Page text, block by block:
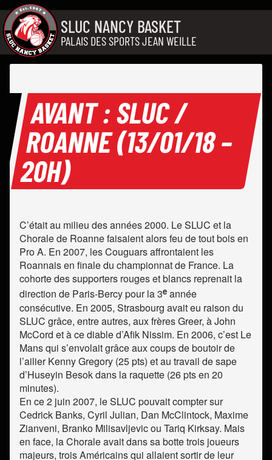
Aller au contenu
SLUC NANCY BASKET
PALAIS DES SPORTS JEAN WEILLE
AVANT : SLUC /
ROANNE (13/01/18 –
20H)
C’était au milieu des années 2000. Le SLUC et la
Chorale de Roanne faisaient alors feu de tout bois en
Pro A. En 2007, les Couguars affrontaient les
Roannais en finale du championnat de France. La
cohorte des supporters rouges et blancs reprenait la
direction de Paris-Bercy pour la 3e année
consécutive. En 2005, Strasbourg avait eu raison du
SLUC grâce, entre autres, aux frères Greer, à John
McCord et à ce diable d’Afik Nissim. En 2006, c’est Le
Mans qui s’envolait grâce aux coups de boutoir de
l’ailier Kenny Gregory (25 pts) et au travail de sape
d’Huseyin Besok dans la raquette (26 pts en 20
minutes).
En ce 2 juin 2007, le SLUC pouvait compter sur
Cedrick Banks, Cyril Julian, Dan McClintock, Maxime
Zianveni, Branko Milisavljevic ou Tariq Kirksay. Mais
en face, la Chorale avait dans sa botte trois joueurs
majeurs, trois Américains qui allaient sortir de leur